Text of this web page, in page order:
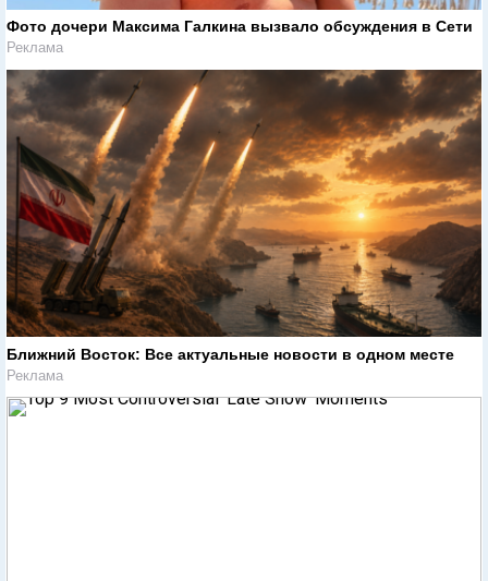
Фото дочери Максима Галкина вызвало обсуждения в Сети
Реклама
Ближний Восток: Все актуальные новости в одном месте
Реклама